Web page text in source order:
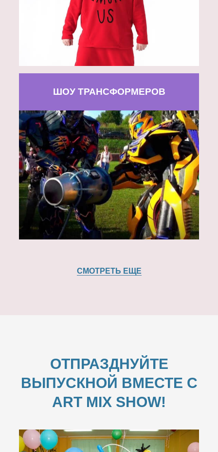
ШОУ ТРАНСФОРМЕРОВ
СМОТРЕТЬ ЕЩЕ
ОТПРАЗДНУЙТЕ
ВЫПУСКНОЙ ВМЕСТЕ С
ART MIX SHOW!